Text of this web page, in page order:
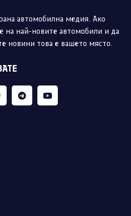
автомобилна медия. Ако
на най-новите автомобили и да
новини това е вашето място.